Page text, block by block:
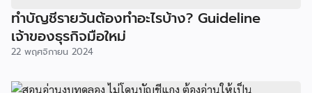
ทำบัญชีรายวันต้องทำอะไรบ้าง? Guideline
เจ้าของธุรกิจมือใหม่
22 พฤศจิกายน 2024